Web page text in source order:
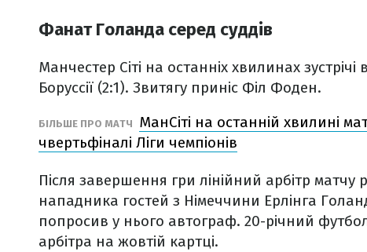
Фанат Голанда серед суддів
Манчестер Сіті на останніх хвилинах
Боруссії (2:1). Звитягу приніс Філ Фоден.
БІЛЬШЕ ПРО МАТЧ
МанСіті на останній хвилині
чвертьфіналі Ліги чемпіонів
Після завершення гри лінійний арбітр
нападника гостей з Німеччини Ерлінга
попросив у нього автограф. 20-річний
арбітра на жовтій картці.